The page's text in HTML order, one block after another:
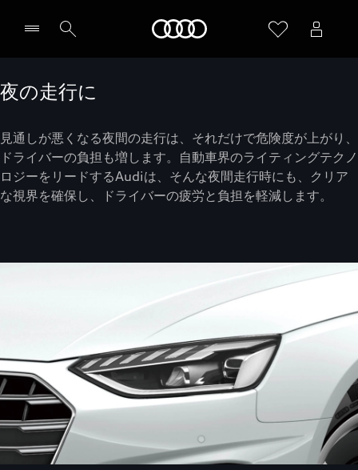
夜の走行に
見通しが悪くなる夜間の走行は、それだけで危険度が上がり、
ドライバーの負担も増します。自動車界のライティングテクノ
ロジーをリードするAudiは、そんな夜間走行時にも、クリア
な視界を確保し、ドライバーの疲労と負担を軽減します。